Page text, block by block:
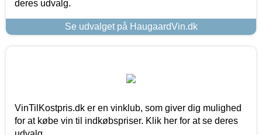
deres udvalg.
Se udvalget på HaugaardVin.dk
VinTilKostpris.dk er en vinklub, som giver dig mulighed
for at købe vin til indkøbspriser. Klik her for at se deres